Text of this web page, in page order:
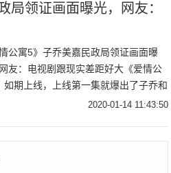
局领证画面曝光，网友：
情公寓5》子乔美嘉民政局领证画面曝
友：电视剧跟现实差距好大《爱情公
如期上线，上线第一集就爆出了子乔和
领证的画面，而胡一菲和曾小贤早已经
2020-01-14 11:43:50